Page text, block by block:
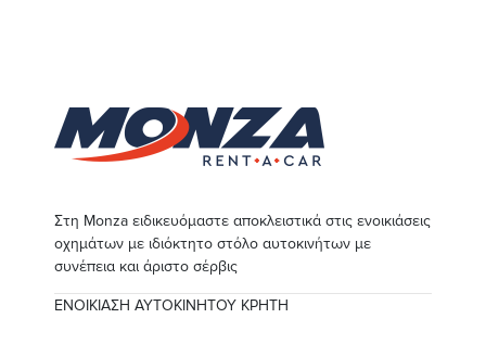
Στη Monza ειδικευόμαστε αποκλειστικά στις ενοικιάσεις
οχημάτων με ιδιόκτητο στόλο αυτοκινήτων με
συνέπεια και άριστο σέρβις
ΕΝΟΙΚΙΑΣΗ ΑΥΤΟΚΙΝΗΤΟΥ ΚΡΗΤΗ